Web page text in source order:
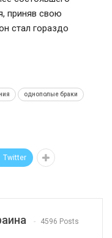
приняв свою
стал гораздо
однополые браки
Twitter
4596 Posts